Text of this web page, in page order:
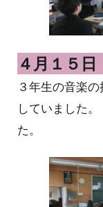
４月１５日
３年生の音楽
していました
た。